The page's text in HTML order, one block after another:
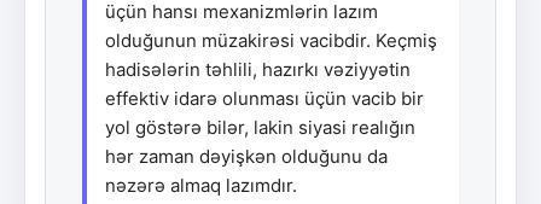
üçün hansı mexanizmlərin lazım
olduğunun müzakirəsi vacibdir. Keçmiş
hadisələrin təhlili, hazırkı vəziyyətin
effektiv idarə olunması üçün vacib bir
yol göstərə bilər, lakin siyasi realığın
hər zaman dəyişkən olduğunu da
nəzərə almaq lazımdır.